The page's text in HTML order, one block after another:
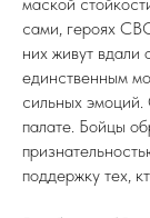
сами, героях
них живут вдали
единственным
сильных эмоций.
палате. Бойцы
поддержку тех,